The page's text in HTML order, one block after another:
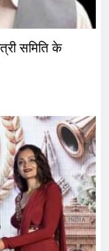
समिति के